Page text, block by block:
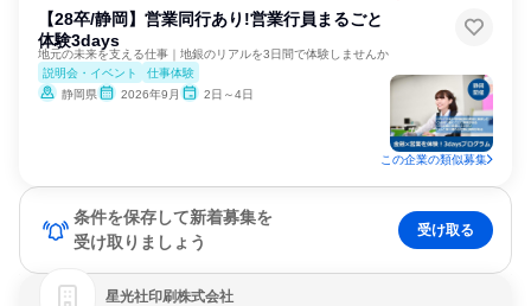
【28卒/静岡】営業同行あり!営業行員まるごと
体験3days
地元の未来を支える仕事｜地銀のリアルを3日間で体験しませんか
説明会・イベント
仕事体験
静岡県
2026年9月 2日～4日
この企業の類似募集
条件を保存して新着募集を
受け取りましょう
受け取る
星光社印刷株式会社